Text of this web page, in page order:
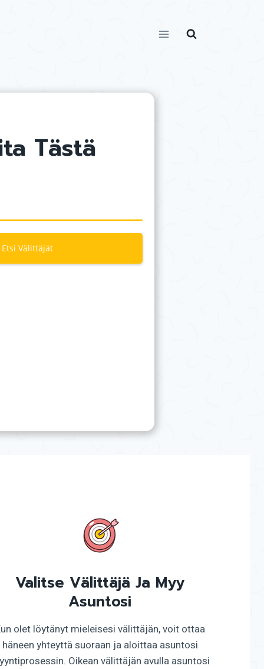
Tästä
Etsi Välittäjät
Valitse Välittäjä Ja Myy
Asuntosi
olet löytänyt mieleisesi välittäjän, voit ottaa
häneen yhteyttä suoraan ja aloittaa asuntosi
Oikean välittäjän avulla asuntosi